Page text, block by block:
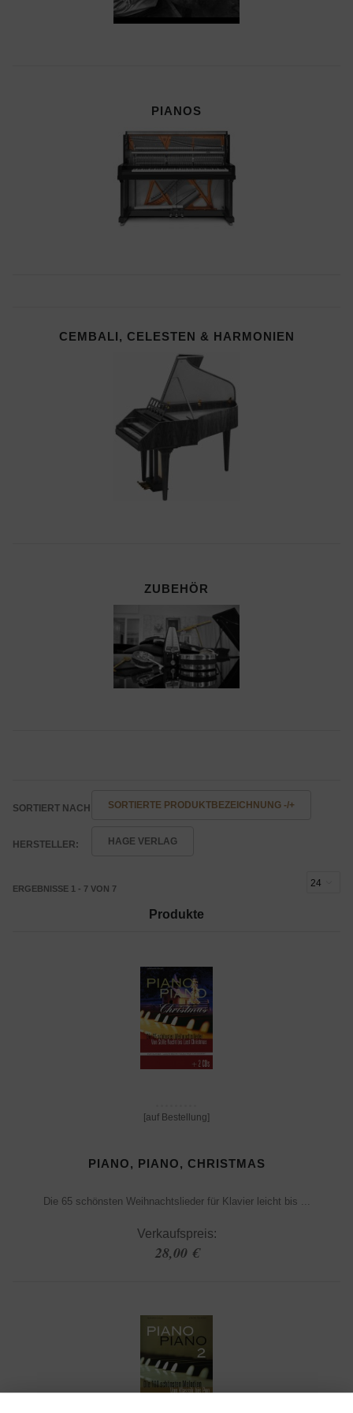
PIANOS
CEMBALI, CELESTEN & HARMONIEN
ZUBEHÖR
SORTIERT NACH SORTIERTE PRODUKTBEZEICHNUNG -/+
HERSTELLER: HAGE VERLAG
ERGEBNISSE 1 - 7 VON 7
Produkte
[auf Bestellung]
PIANO, PIANO, CHRISTMAS
Die 65 schönsten Weihnachtslieder für Klavier leicht bis ...
Verkaufspreis:
28,00 €